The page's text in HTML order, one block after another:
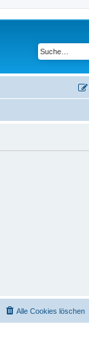
Alle Cookies löschen